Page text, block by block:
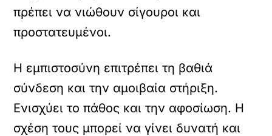
πρέπει να νιώθουν σίγουροι και
προστατευμένοι.
Η εμπιστοσύνη επιτρέπει τη βαθιά
σύνδεση και την αμοιβαία στήριξη.
Ενισχύει το πάθος και την αφοσίωση. Η
σχέση τους μπορεί να γίνει δυνατή και